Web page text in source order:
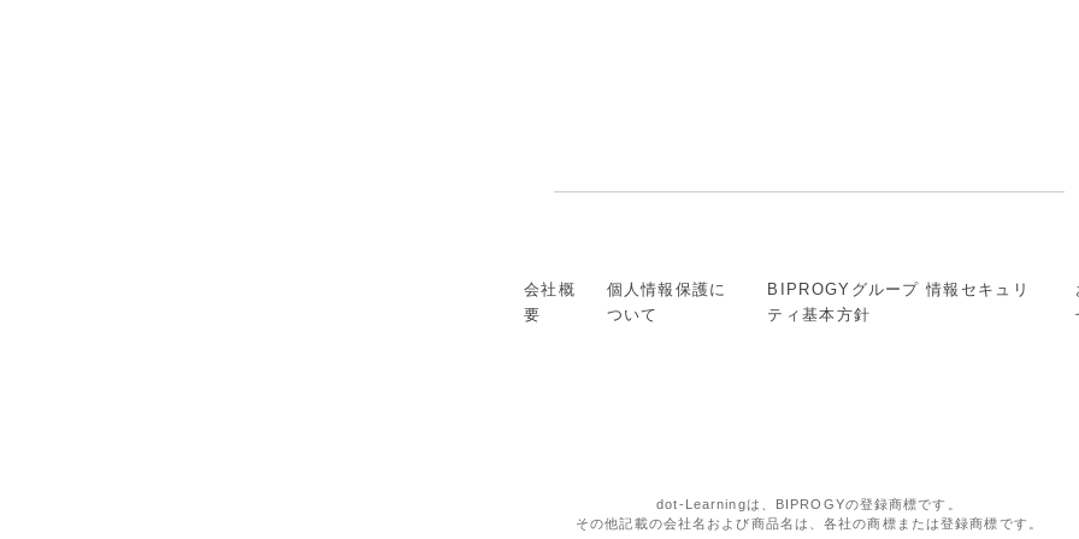
会社概
要
個人情報保護に
ついて
BIPROGYグループ 情報セキュリ
ティ基本方針
dot-Learningは、BIPROGYの登録商標です。
その他記載の会社名および商品名は、各社の商標または登録商標です。